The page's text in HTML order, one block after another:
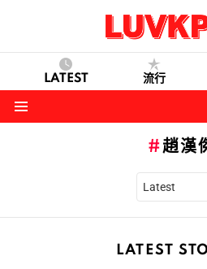
LATEST 流行
趙漢
LATEST